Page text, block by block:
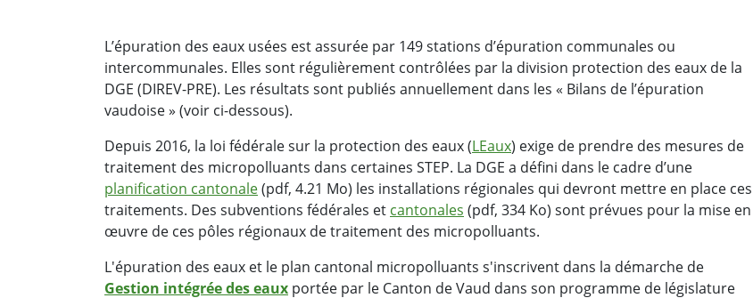
L’épuration des eaux usées est assurée par 149 stations d’épuration communales ou
intercommunales. Elles sont régulièrement contrôlées par la division protection des eaux de la
DGE (DIREV-PRE). Les résultats sont publiés annuellement dans les « Bilans de l’épuration
vaudoise » (voir ci-dessous).
Depuis 2016, la loi fédérale sur la protection des eaux (LEaux) exige de prendre des mesures de
traitement des micropolluants dans certaines STEP. La DGE a défini dans le cadre d’une
planification cantonale(pdf, 4.21 Mo) les installations régionales qui devront mettre en place ces
traitements. Des subventions fédérales et cantonales (pdf, 334 Ko) sont prévues pour la mise en
œuvre de ces pôles régionaux de traitement des micropolluants.
L'épuration des eaux et le plan cantonal micropolluants s'inscrivent dans la démarche de
Gestion intégrée des eaux portée par le Canton de Vaud dans son programme de législature